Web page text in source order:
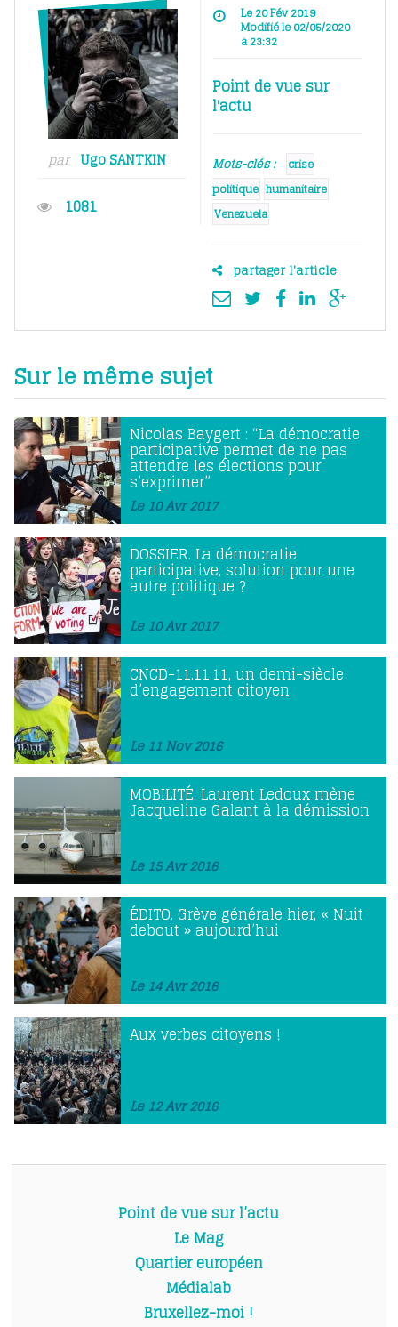
par Ugo SANTKIN
1081
Le 20 Fév 2019
Modifié le 02/05/2020
à 23:32
Point de vue sur
l'actu
Mots-clés :
crise
politique humanitaire
Venezuela
partager l'article
Sur le même sujet
Nicolas Baygert : “La démocratie
participative permet de ne pas
attendre les élections pour
s’exprimer”
Le 10 Avr 2017
DOSSIER. La démocratie
participative, solution pour une
autre politique ?
Le 10 Avr 2017
CNCD-11.11.11, un demi-siècle
d’engagement citoyen
Le 11 Nov 2016
MOBILITÉ. Laurent Ledoux mène
Jacqueline Galant à la démission
Le 15 Avr 2016
ÉDITO. Grève générale hier, « Nuit
debout » aujourd’hui
Le 14 Avr 2016
Aux verbes citoyens !
Le 12 Avr 2016
Point de vue sur l’actu
Le Mag
Quartier européen
Médialab
Bruxellez-moi !